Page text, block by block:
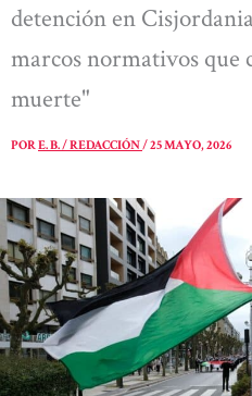
detención en
marcos normativos que
muerte"
PORE. B. / REDACCIÓN/25 MAYO, 2026